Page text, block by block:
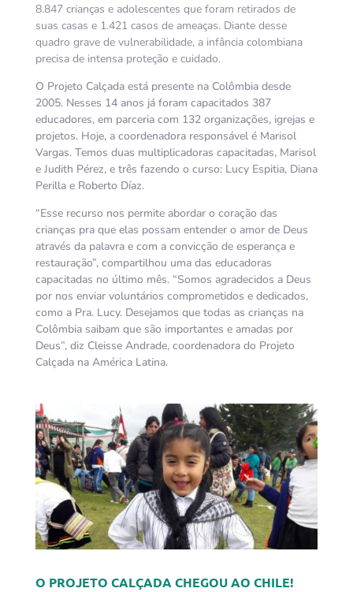
8.847 crianças e adolescentes que foram retirados de
suas casas e 1.421 casos de ameaças. Diante desse
quadro grave de vulnerabilidade, a infância colombiana
precisa de intensa proteção e cuidado.
O Projeto Calçada está presente na Colômbia desde
2005. Nesses 14 anos já foram capacitados 387
educadores, em parceria com 132 organizações, igrejas e
projetos. Hoje, a coordenadora responsável é Marisol
Vargas. Temos duas multiplicadoras capacitadas, Marisol
e Judith Pérez, e três fazendo o curso: Lucy Espitia, Diana
Perilla e Roberto Díaz.
“Esse recurso nos permite abordar o coração das
crianças pra que elas possam entender o amor de Deus
através da palavra e com a convicção de esperança e
restauração”, compartilhou uma das educadoras
capacitadas no último mês. “Somos agradecidos a Deus
por nos enviar voluntários comprometidos e dedicados,
como a Pra. Lucy. Desejamos que todas as crianças na
Colômbia saibam que são importantes e amadas por
Deus”, diz Cleisse Andrade, coordenadora do Projeto
Calçada na América Latina.
O PROJETO CALÇADA CHEGOU AO CHILE!